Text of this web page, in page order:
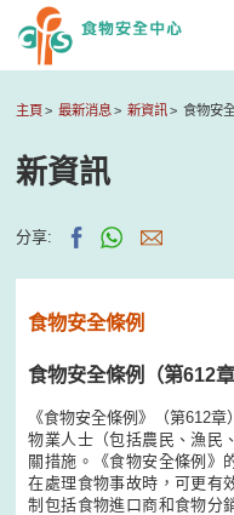
主頁 最新消息 新資訊 食物安
新資訊
分享:
食物安全條例
食物安全條例（第612章
《食物安全條例》（第612
物業人士（包括農民、漁民
關措施。《食物安全條例》
在處理食物事故時，可更有
制包括食物進口商和食物分